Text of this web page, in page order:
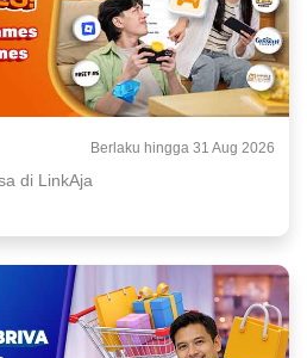
Berlaku hingga 31 Aug 2026
di LinkAja